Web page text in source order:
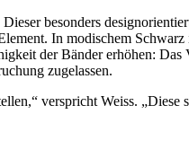
besonders
In modischem
der Bänder erhöhen:
zugelassen.
verspricht Weiss.